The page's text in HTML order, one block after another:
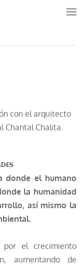
con el arquitecto
Chantal Chalita.​
donde el humano
la humanidad
así mismo la
por el crecimiento
aumentando de